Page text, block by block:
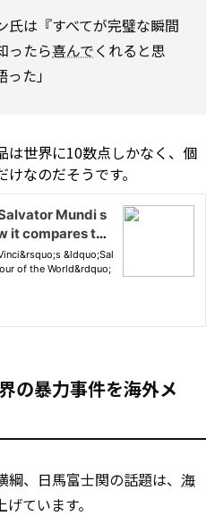
氏は『すべてが完璧な瞬間
ったら喜んでくれると思
た」
は世界に10数点しかなく、個
なのだそうです。
の暴力事件を海外メ
、日馬富士関の話題は、 海
ています。